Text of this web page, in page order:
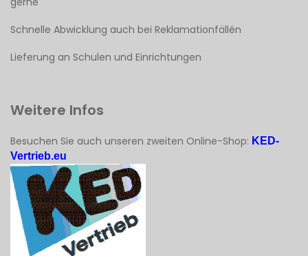
Schnelle Abwicklung auch bei Reklamationfällén
Lieferung an Schulen und Einrichtungen
Weitere Infos
Besuchen Sie auch unseren zweiten Online-Shop: KED-
Vertrieb.eu